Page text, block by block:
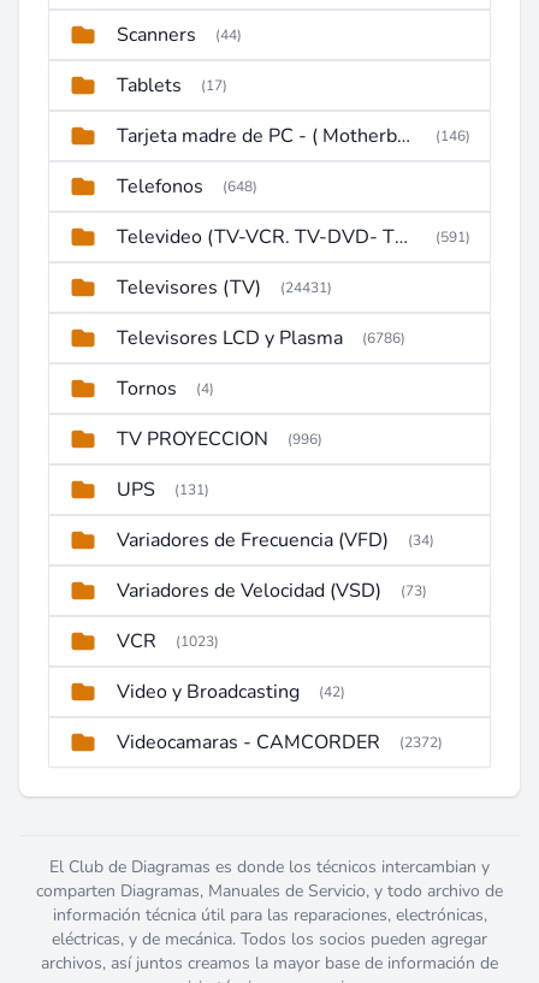
Scanners (44)
Tablets (17)
Tarjeta madre de PC - ( Motherboard ) (146)
Telefonos (648)
Televideo (TV-VCR. TV-DVD- TV-DVD-VCR) (591)
Televisores (TV) (24431)
Televisores LCD y Plasma (6786)
Tornos (4)
TV PROYECCION (996)
UPS (131)
Variadores de Frecuencia (VFD) (34)
Variadores de Velocidad (VSD) (73)
VCR (1023)
Video y Broadcasting (42)
Videocamaras - CAMCORDER (2372)
El Club de Diagramas es donde los técnicos intercambian y
comparten Diagramas, Manuales de Servicio, y todo archivo de
información técnica útil para las reparaciones, electrónicas,
eléctricas, y de mecánica. Todos los socios pueden agregar
archivos, así juntos creamos la mayor base de información de